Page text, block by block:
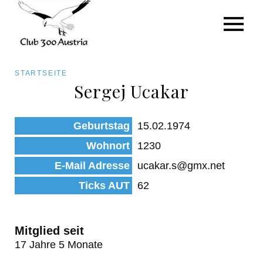
zum
Inhalt
Pfadnavigation
STARTSEITE
Sergej Ucakar
Geburtstag
15.02.1974
Wohnort
1230
E-Mail Adresse
ucakar.s@gmx.net
Ticks AUT
62
Mitglied seit
17 Jahre 5 Monate
Art/Species
Status
Kategorie für die Österreich-Liste
Beobachtungen